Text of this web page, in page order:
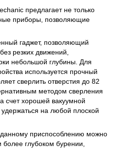
предлагает не только
приборы, позволяющие
гаджет, позволяющий
резких движений,
небольшой глубины. Для
используется прочный
сверлить отверстия до 82
методом сверления
счет хорошей вакуумной
на любой плоской
приспособлению можно
более глубоком бурении,